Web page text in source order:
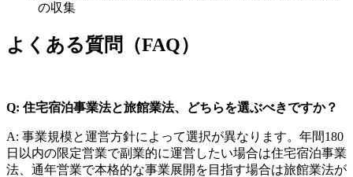
の収集
よくある質問（FAQ）
Q: 住宅宿泊事業法と旅館業法、どちらを選ぶべきですか？
A: 事業規模と運営方針によって選択が異なります。年間180
日以内の限定営業で副業的に運営したい場合は住宅宿泊事業
法、通年営業で本格的な事業展開を目指す場合は旅館業法が